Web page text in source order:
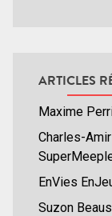
ARTICLES
Maxime
Charles-
EnVies
Suzon